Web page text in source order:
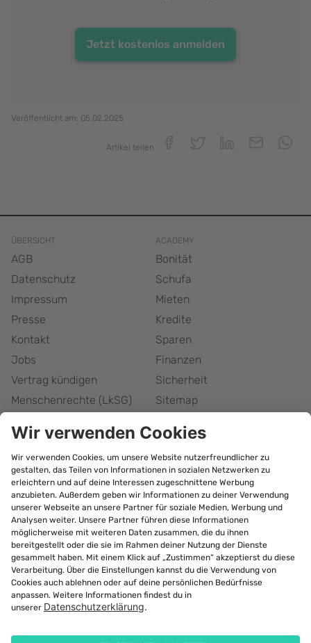
Jetzt kostenlos anmelden
Veröffentlicht am: 05.02.2025
Artikel teilen
ÜBERSICHT
AGB
Datenschutz
Impressum
Presse
Kontakt
Jobs
Vertrag kündigen
Menschenrechte (LkSG)
Barrierefreiheitserklärung
Cookie-Einstellungen
bonify Abonnement
kündigen
ACADEMY
Bonität
Schufa
Mieten
Kredite
Sparen
Finanzen
Sicherheit
Sitemap
© 2026Forteil GmbH
Alle Rechte vorbehalten